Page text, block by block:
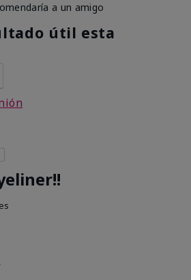
a un amigo
útil esta